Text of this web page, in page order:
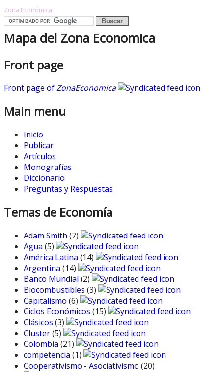
Zona Económica
Mapa del Zona Economica
Front page
Front page ofZonaEconomica
Main menu
Inicio
Publicar
Artículos
Monografías
Diccionario
Preguntas y Respuestas
Temas de Economía
Adam Smith (7)
Agua (5)
América Latina (14)
Argentina (14)
Banco Mundial (2)
Biocombustibles (3)
Capitalismo (6)
Ciclos Económicos (15)
Clásicos (3)
Cluster(5)
Colombia (21)
competencia (1)
Cooperativismo - Asociativismo (20)